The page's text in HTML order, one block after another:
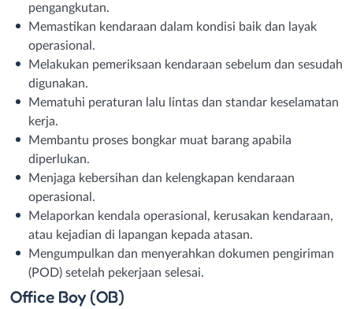
pengangkutan.
Memastikan kendaraan dalam kondisi baik dan layak
operasional.
Melakukan pemeriksaan kendaraan sebelum dan sesudah
digunakan.
Mematuhi peraturan lalu lintas dan standar keselamatan
kerja.
Membantu proses bongkar muat barang apabila
diperlukan.
Menjaga kebersihan dan kelengkapan kendaraan
operasional.
Melaporkan kendala operasional, kerusakan kendaraan,
atau kejadian di lapangan kepada atasan.
Mengumpulkan dan menyerahkan dokumen pengiriman
(POD) setelah pekerjaan selesai.
Office Boy (OB)